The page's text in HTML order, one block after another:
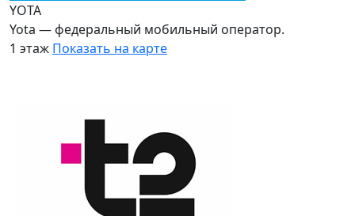
YOTA
Yota — федеральный мобильный оператор.
1 этаж Показать на карте